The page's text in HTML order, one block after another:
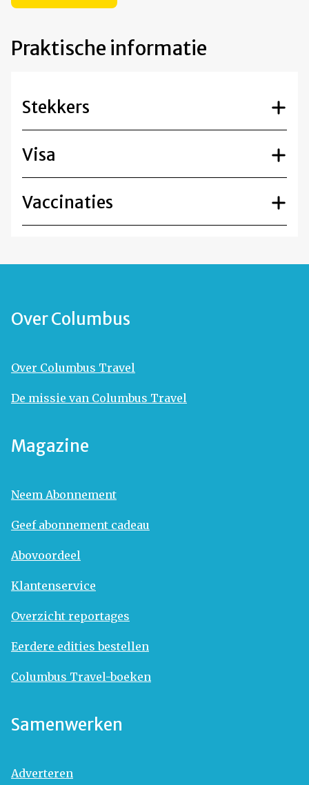
Praktische informatie
Stekkers
Visa
Vaccinaties
Over Columbus
Over Columbus Travel
De missie van Columbus Travel
Magazine
Neem Abonnement
Geef abonnement cadeau
Abovoordeel
Klantenservice
Overzicht reportages
Eerdere edities bestellen
Columbus Travel-boeken
Samenwerken
Adverteren